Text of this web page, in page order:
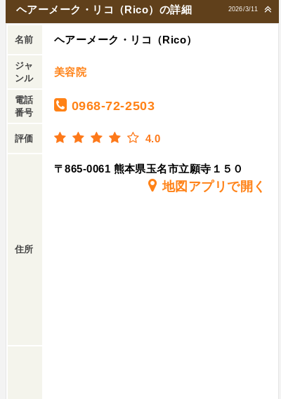
2026/3/11
ヘアーメーク・リコ（Rico）の詳細
名前 ヘアーメーク・リコ（Rico）
ジャ
ンル
美容院
電話
番号
0968-72-2503
評価 4.0
住所
〒865-0061 熊本県玉名市立願寺１５０
地図アプリで開く